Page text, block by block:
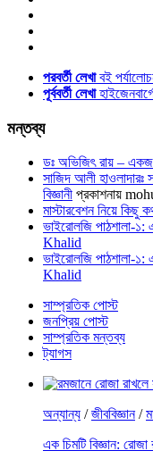
পরবর্তী লেখা বই
পূর্ববর্তী লেখা
মন্তব্য
ডঃ অভিজিৎ রায় –
সাজিদ আলী হাওলাদারঃ
বিজ্ঞানী প্রকাশনায়
মাস্টারবেশন নিয়ে কিছু
ভাইরোলজি পাঠশালা-
Khalid
ভাইরোলজি পাঠশালা-
Khalid
সাম্প্রতিক পোস্ট
জনপ্রিয় পোস্ট
সাম্প্রতিক মন্তব্য
ট্যাগস
অন্যান্য /জীববিজ্ঞান/
এক চিমটি বিজ্ঞান: